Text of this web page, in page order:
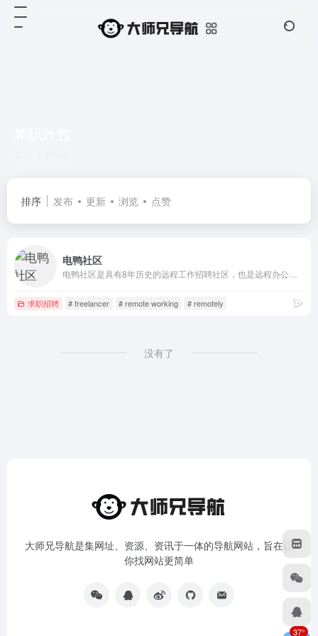
排序 发布 更新 浏览 点赞
电鸭社区
求职招聘 # freelancer # remote working # remotely
没有了
大师兄导航是集网址、资源、资讯于一体的导航网站，旨在让
你找网站更简单
37°